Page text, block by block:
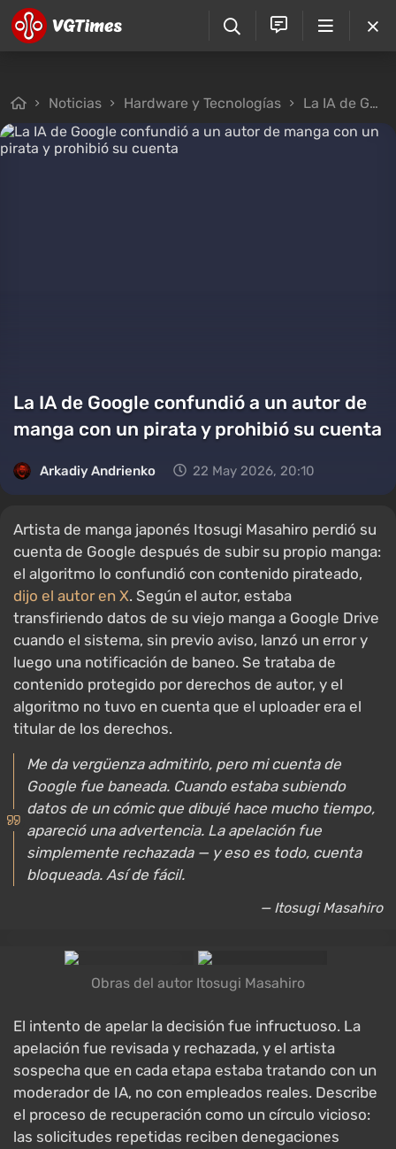
Noticias Hardware y Tecnologías La IA de Google confundió a un autor de manga con un pirata y prohibió su cuenta
La IA de Google confundió a un autor de
manga con un pirata y prohibió su cuenta
Arkadiy Andrienko 22 May 2026, 20:10
Artista de manga japonés Itosugi Masahiro perdió su
cuenta de Google después de subir su propio manga:
el algoritmo lo confundió con contenido pirateado,
dijo el autor en X. Según el autor, estaba
transfiriendo datos de su viejo manga a Google Drive
cuando el sistema, sin previo aviso, lanzó un error y
luego una notificación de baneo. Se trataba de
contenido protegido por derechos de autor, y el
algoritmo no tuvo en cuenta que el uploader era el
titular de los derechos.
Me da vergüenza admitirlo, pero mi cuenta de
Google fue baneada. Cuando estaba subiendo
datos de un cómic que dibujé hace mucho tiempo,
apareció una advertencia. La apelación fue
simplemente rechazada — y eso es todo, cuenta
bloqueada. Así de fácil.
— Itosugi Masahiro
Obras del autor Itosugi Masahiro
El intento de apelar la decisión fue infructuoso. La
apelación fue revisada y rechazada, y el artista
sospecha que en cada etapa estaba tratando con un
moderador de IA, no con empleados reales. Describe
el proceso de recuperación como un círculo vicioso:
las solicitudes repetidas reciben denegaciones